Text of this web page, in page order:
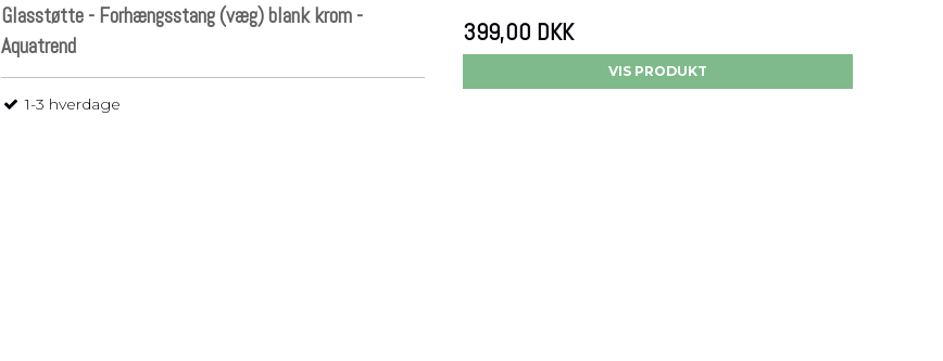
Glasstøtte - Forhængsstang (væg) blank krom -
Aquatrend
1-3 hverdage
399,00 DKK
VIS PRODUKT